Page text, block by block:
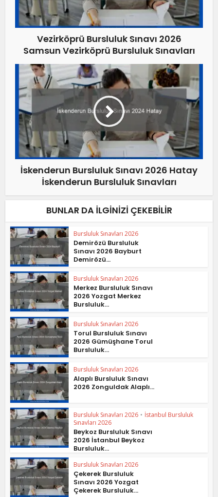
Vezirköprü Bursluluk Sınavı 2026
Samsun Vezirköprü Bursluluk Sınavları
İskenderun Bursluluk Sınavı 2026 Hatay
İskenderun Bursluluk Sınavları
BUNLAR DA İLGINIZI ÇEKEBILIR
Bursluluk Sınavları 2026
Demirözü Bursluluk
Sınavı 2026 Bayburt
Demirözü...
Bursluluk Sınavları 2026
Merkez Bursluluk Sınavı
2026 Yozgat Merkez
Bursluluk...
Bursluluk Sınavları 2026
Torul Bursluluk Sınavı
2026 Gümüşhane Torul
Bursluluk...
Bursluluk Sınavları 2026
Alaplı Bursluluk Sınavı
2026 Zonguldak Alaplı...
Bursluluk Sınavları 2026 • İstanbul Bursluluk
Sınavları 2026
Beykoz Bursluluk Sınavı
2026 İstanbul Beykoz
Bursluluk...
Bursluluk Sınavları 2026
Çekerek Bursluluk
Sınavı 2026 Yozgat
Çekerek Bursluluk...